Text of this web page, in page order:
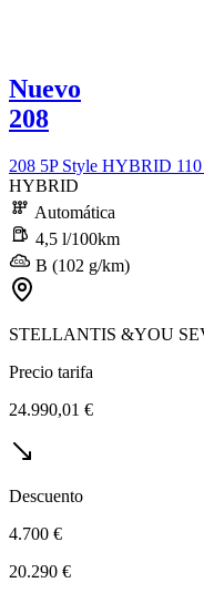
Nuevo
208
208 5P Style HYBRID
HYBRID
Automática
4,5 l/100km
B (102 g/km)
STELLANTIS &YOU
Precio tarifa
24.990,01 €
Descuento
4.700 €
20.290 €